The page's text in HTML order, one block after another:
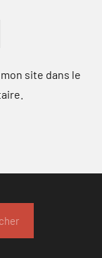
site dans le